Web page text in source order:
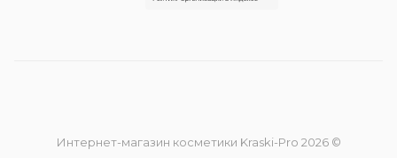
Интернет-магазин косметики Kraski-Pro 2026 ©